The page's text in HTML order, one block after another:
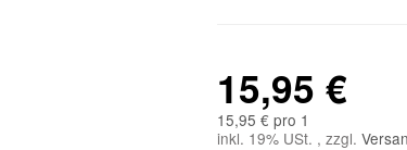
15,95 €
15,95 € pro 1
inkl. 19% USt. , zzgl.